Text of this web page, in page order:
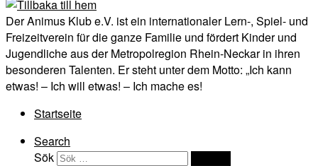
Der Animus Klub e.V. ist ein internationaler Lern-, Spiel- und
Freizeitverein für die ganze Familie und fördert Kinder und
Jugendliche aus der Metropolregion Rhein-Neckar in ihren
besonderen Talenten. Er steht unter dem Motto: „Ich kann
etwas! – Ich will etwas! – Ich mache es!
Startseite
Search
Sök